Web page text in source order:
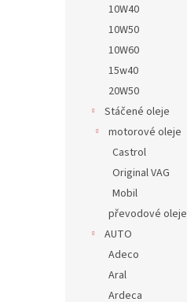
10W40
10W50
10W60
15w40
20W50
Stáčené oleje
motorové oleje
Castrol
Original VAG
Mobil
převodové oleje
AUTO
Adeco
Aral
Ardeca